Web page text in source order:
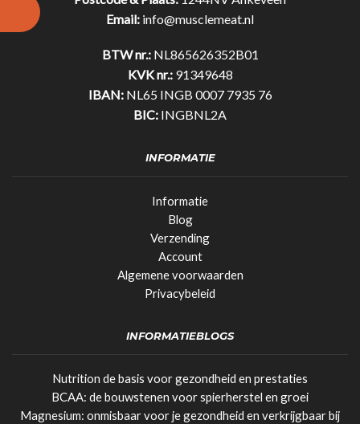
Email: info@musclemeat.nl
BTW nr.:NL865626352B01
KVK nr.:91349648
IBAN:NL65 INGB 0007 7935 76
BIC: INGBNL2A
INFORMATIE
Informatie
Blog
Verzending
Account
Algemene voorwaarden
Privacybeleid
INFORMATIEBLOGS
Nutrition de basis voor gezondheid en prestaties
BCAA: de bouwstenen voor spierherstel en groei
Magnesium: onmisbaar voor je gezondheid en verkrijgbaar bij